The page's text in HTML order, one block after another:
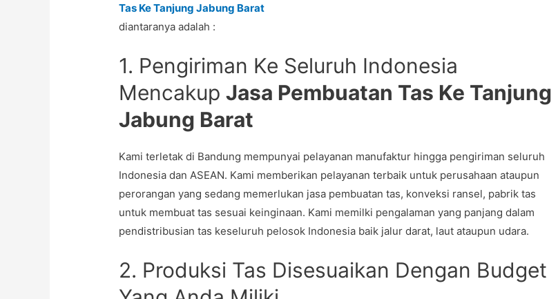
Tas Ke Tanjung Jabung Barat
diantaranya adalah :
1. Pengiriman Ke Seluruh Indonesia
MencakupJasa Pembuatan Tas Ke Tanjung
Jabung Barat
Kami terletak di Bandung mempunyai pelayanan manufaktur hingga pengiriman seluruh
Indonesia dan ASEAN. Kami memberikan pelayanan terbaik untuk perusahaan ataupun
perorangan yang sedang memerlukan jasa pembuatan tas, konveksi ransel, pabrik tas
untuk membuat tas sesuai keinginaan. Kami memilki pengalaman yang panjang dalam
pendistribusian tas keseluruh pelosok Indonesia baik jalur darat, laut ataupun udara.
2. Produksi Tas Disesuaikan Dengan Budget